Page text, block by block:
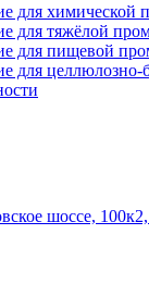
для химической
для тяжёлой
для пищевой
для целлюлозно-
шоссе,